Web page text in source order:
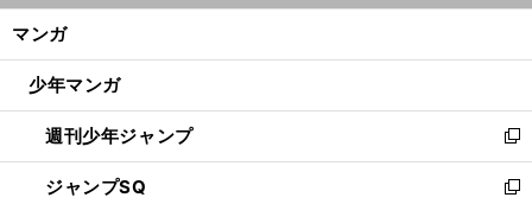
ン
ウ
開
く
マンガ
少年マンガ
週刊少年ジャンプ
新
し
い
ジャンプSQ
新